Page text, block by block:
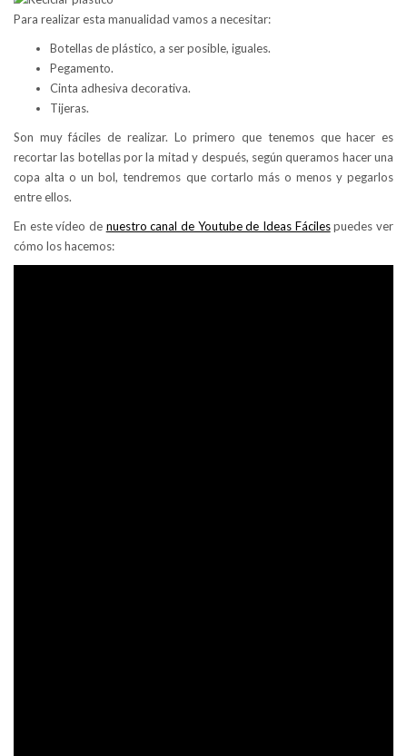
Para realizar esta manualidad vamos a necesitar:
Botellas de plástico, a ser posible, iguales.
Pegamento.
Cinta adhesiva decorativa.
Tijeras.
Son muy fáciles de realizar. Lo primero que tenemos que hacer es
recortar las botellas por la mitad y después, según queramos hacer una
copa alta o un bol, tendremos que cortarlo más o menos y pegarlos
entre ellos.
En este vídeo de nuestro canal de Youtube de Ideas Fácilespuedes ver
cómo los hacemos: